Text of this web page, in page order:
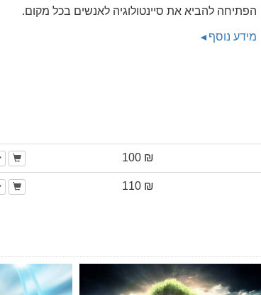
הפתיחה להביא את סיינטולוגיה לאנשים בכל מקום.
מידע נוסף
₪ 100
₪ 110